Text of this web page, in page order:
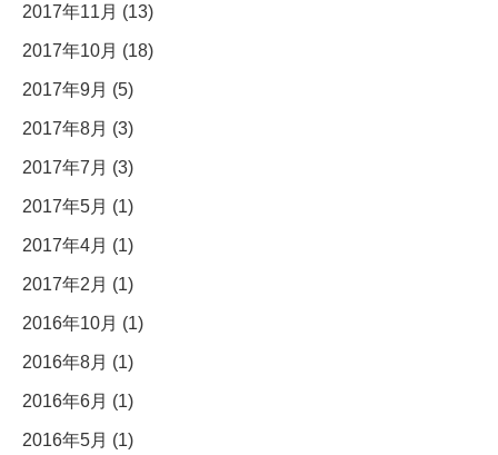
2017年11月 (13)
2017年10月 (18)
2017年9月 (5)
2017年8月 (3)
2017年7月 (3)
2017年5月 (1)
2017年4月 (1)
2017年2月 (1)
2016年10月 (1)
2016年8月 (1)
2016年6月 (1)
2016年5月 (1)